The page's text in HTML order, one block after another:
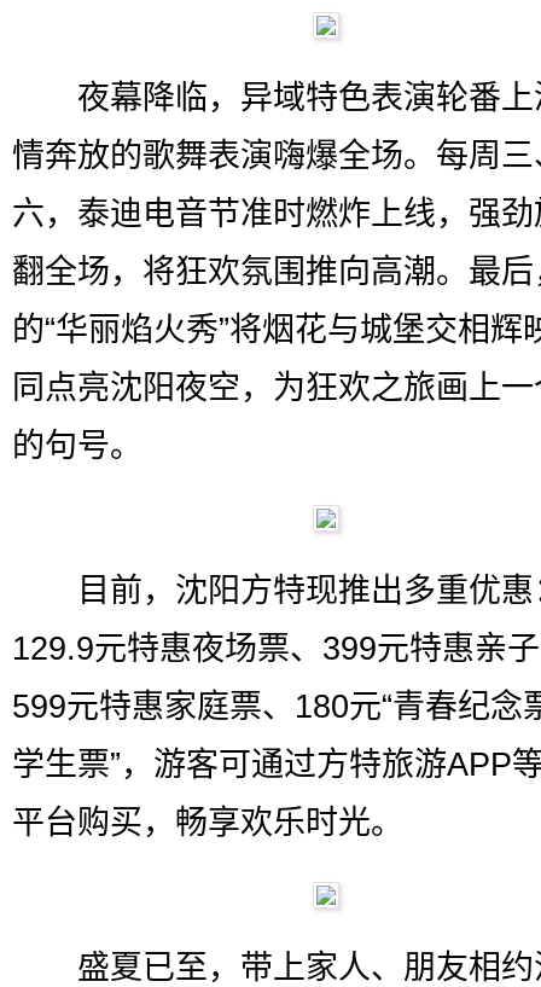
夜幕降临，异域特色表演轮番上
情奔放的歌舞表演嗨爆全场。每周
六，泰迪电音节准时燃炸上线，强
翻全场，将狂欢氛围推向高潮。最
的“华丽焰火秀”将烟花与城堡交相辉
同点亮沈阳夜空，为狂欢之旅画上
的句号。
目前，沈阳方特现推出多重优惠
129.9元特惠夜场票、399元特惠亲
599元特惠家庭票、180元“青春纪念
学生票”，游客可通过方特旅游APP
平台购买，畅享欢乐时光。
盛夏已至，带上家人、朋友相约